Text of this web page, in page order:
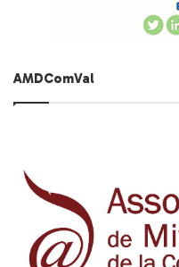
AMDComVal